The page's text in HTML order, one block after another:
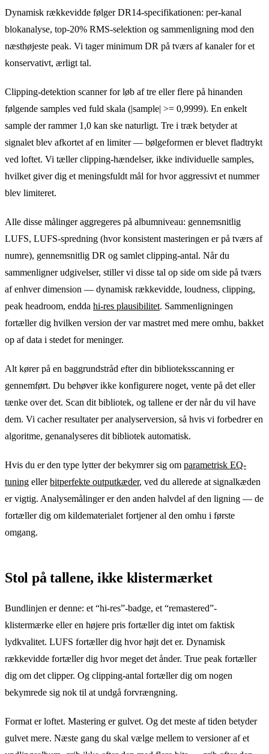
Dynamisk rækkevidde følger DR14-specifikationen: per-kanal
blokanalyse, top-20% RMS-selektion og sammenligning mod den
næsthøjeste peak. Vi tager minimum DR på tværs af kanaler for et
konservativt, ærligt tal.
Clipping-detektion scanner for løb af tre eller flere på hinanden
følgende samples ved fuld skala (|sample| >= 0,9999). En enkelt
sample der rammer 1,0 kan ske naturligt. Tre i træk betyder at
signalet blev afkortet af en limiter — bølgeformen er blevet fladtrykt
ved loftet. Vi tæller clipping-hændelser, ikke individuelle samples,
hvilket giver dig et meningsfuldt mål for hvor aggressivt et nummer
blev limiteret.
Alle disse målinger aggregeres på albumniveau: gennemsnitlig
LUFS, LUFS-spredning (hvor konsistent masteringen er på tværs af
numre), gennemsnitlig DR og samlet clipping-antal. Når du
sammenligner udgivelser, stiller vi disse tal op side om side på tværs
af enhver dimension — dynamisk rækkevidde, loudness, clipping,
peak headroom, endda hi-res plausibilitet. Sammenligningen
fortæller dig hvilken version der var mastret med mere omhu, bakket
op af data i stedet for meninger.
Alt kører på en baggrundstråd efter din biblioteksscanning er
gennemført. Du behøver ikke konfigurere noget, vente på det eller
tænke over det. Scan dit bibliotek, og tallene er der når du vil have
dem. Vi cacher resultater per analyserversion, så hvis vi forbedrer en
algoritme, genanalyseres dit bibliotek automatisk.
Hvis du er den type lytter der bekymrer sig om parametrisk EQ-
tuning ellerbitperfekte outputkæder, ved du allerede at signalkæden
er vigtig. Analysemålinger er den anden halvdel af den ligning — de
fortæller dig om kildematerialet fortjener al den omhu i første
omgang.
Stol på tallene, ikke klistermærket
Bundlinjen er denne: et “hi-res”-badge, et “remastered”-
klistermærke eller en højere pris fortæller dig intet om faktisk
lydkvalitet. LUFS fortæller dig hvor højt det er. Dynamisk
rækkevidde fortæller dig hvor meget det ånder. True peak fortæller
dig om det clipper. Og clipping-antal fortæller dig om nogen
bekymrede sig nok til at undgå forvrængning.
Format er loftet. Mastering er gulvet. Og det meste af tiden betyder
gulvet mere. Næste gang du skal vælge mellem to versioner af et